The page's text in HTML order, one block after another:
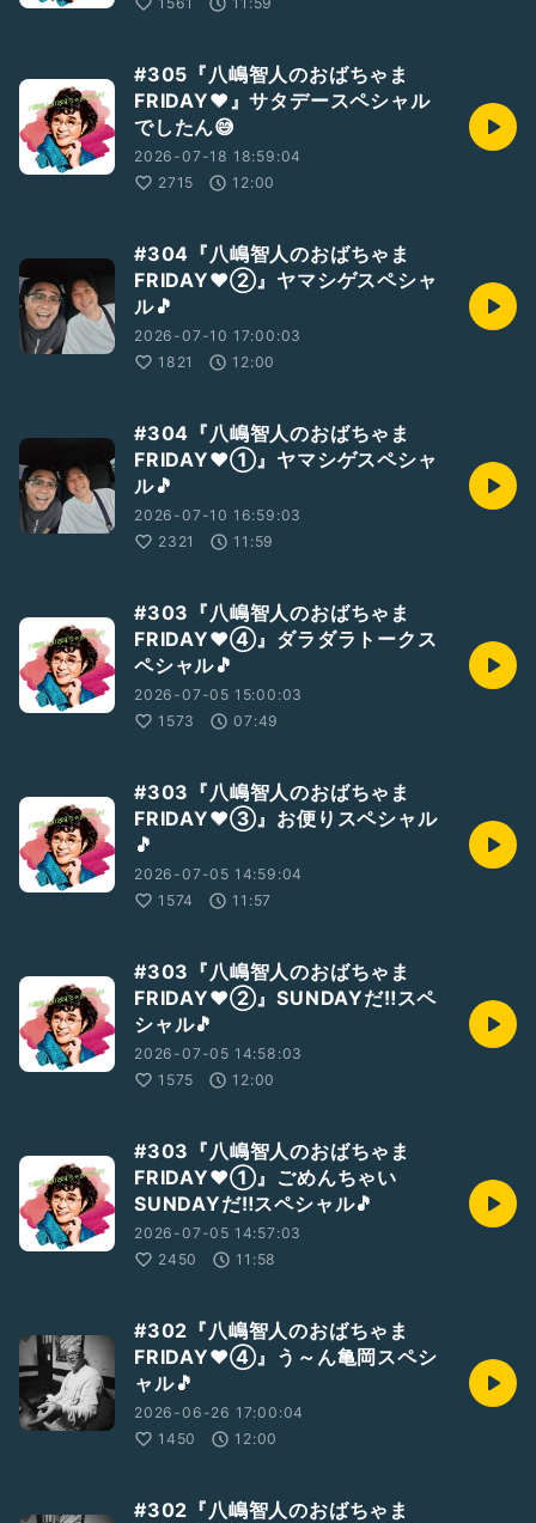
#305『八嶋智人のおばちゃま
FRIDAY❤️』サタデースペシャル
でしたん😅
2026-07-18 18:59:04
2715
12:00
#304『八嶋智人のおばちゃま
FRIDAY❤②』ヤマシゲスペシャ
ル🎵
2026-07-10 17:00:03
1821
12:00
#304『八嶋智人のおばちゃま
FRIDAY❤①』ヤマシゲスペシャ
ル🎵
2026-07-10 16:59:03
2321
11:59
#303『八嶋智人のおばちゃま
FRIDAY❤④』ダラダラトークス
ペシャル🎵
2026-07-05 15:00:03
1573
07:49
#303『八嶋智人のおばちゃま
FRIDAY❤③』お便りスペシャル
🎵
2026-07-05 14:59:04
1574
11:57
#303『八嶋智人のおばちゃま
FRIDAY❤②』SUNDAYだ‼️スペ
シャル🎵
2026-07-05 14:58:03
1575
12:00
#303『八嶋智人のおばちゃま
FRIDAY❤①』ごめんちゃい
SUNDAYだ‼️スペシャル🎵
2026-07-05 14:57:03
2450
11:58
#302『八嶋智人のおばちゃま
FRIDAY❤️④』う～ん亀岡スペシ
ャル🎵
2026-06-26 17:00:04
1450
12:00
#302『八嶋智人のおばちゃま